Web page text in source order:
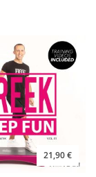
21,90 €